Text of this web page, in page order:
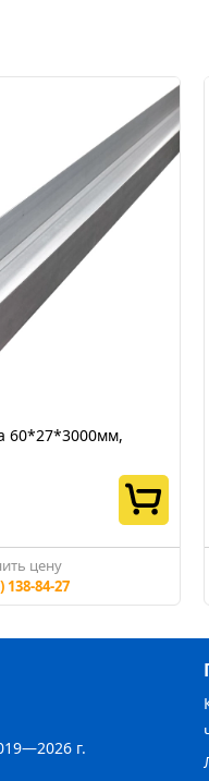
60*27*3000мм,
цену
138-84-27
г.